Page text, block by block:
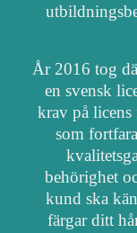
År 2016 tog
en svensk
krav på licens
som
behörighet
kund ska
färgar ditt